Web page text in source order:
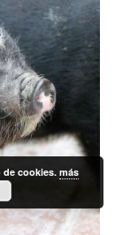
de cookies.más